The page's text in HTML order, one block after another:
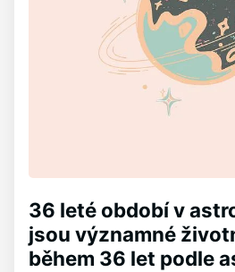
36 leté období v
jsou významné
během 36 let podle